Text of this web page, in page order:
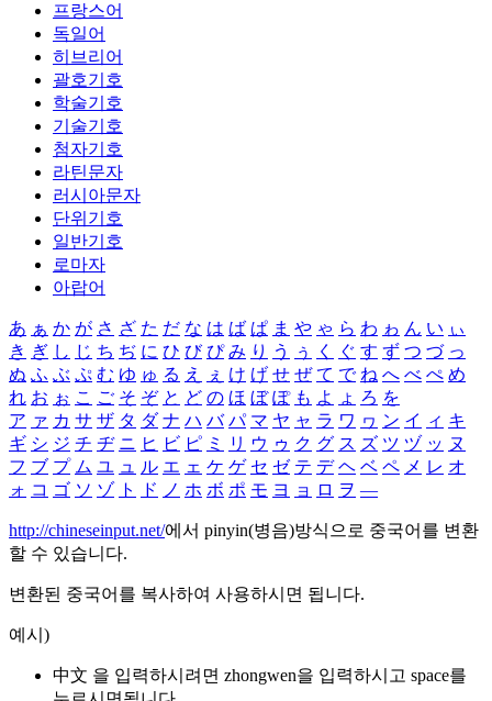
프랑스어
독일어
히브리어
괄호기호
학술기호
기술기호
첨자기호
라틴문자
러시아문자
단위기호
일반기호
로마자
아랍어
あ ぁ か が さ ざ た だ な は ば ぱ ま や ゃ ら わ ゎ ん い ぃ
き ぎ し じ ち ぢ に ひ び ぴ み り う ぅ く ぐ す ず つ づ っ
ぬ ふ ぶ ぷ む ゆ ゅ る え ぇ け げ せ ぜ て で ね へ べ ぺ め
れ お ぉ こ ご そ ぞ と ど の ほ ぼ ぽ も よ ょ ろ を
ア ァ カ サ ザ タ ダ ナ ハ バ パ マ ヤ ャ ラ ワ ヮ ン イ ィ キ
ギ シ ジ チ ヂ ニ ヒ ビ ピ ミ リ ウ ゥ ク グ ス ズ ツ ヅ ッ ヌ
フ ブ プ ム ユ ュ ル エ ェ ケ ゲ セ ゼ テ デ ヘ ベ ペ メ レ オ
ォ コ ゴ ソ ゾ ト ド ノ ホ ボ ポ モ ヨ ョ ロ ヲ ―
http://chineseinput.net/에서 pinyin(병음)방식으로 중국어를 변환
할 수 있습니다.
변환된 중국어를 복사하여 사용하시면 됩니다.
예시)
中文 을 입력하시려면 zhongwen을 입력하시고 space를